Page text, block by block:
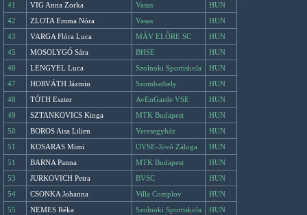
41
VIG Anna Zorka Vasas
HUN
42
ZLOTA Emma Nóra Vasas
HUN
43
VARGA Flóra Luca MÁV ELŐRE SC
HUN
45
MOSOLYGÓ Sára BHSE
HUN
46
LENGYEL Luca Szolnoki Sportiskola
HUN
47
HORVÁTH Jázmin Szombathely
HUN
48
TÓTH Eszter AvEnGarde VSE
HUN
49
SZTANKOVICS Kinga MTK Budapest
HUN
50
BOROS Aisa Lilien Veresegyház
HUN
51
KOSARAS Mimi OVSE-Jövő Záloga
HUN
51
BARNA Panna MTK Budapest
HUN
53
JURKOVICH Petra BVSC
HUN
54
CSONKA Johanna Villa Complov
HUN
55
NEMES Réka Szolnoki Sportiskola
HUN